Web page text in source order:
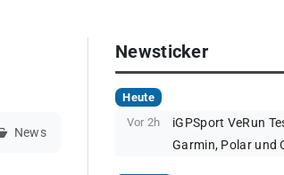
News
Newsticker
Heute
Vor 2h
iGPSport VeRun
Garmin, Polar und